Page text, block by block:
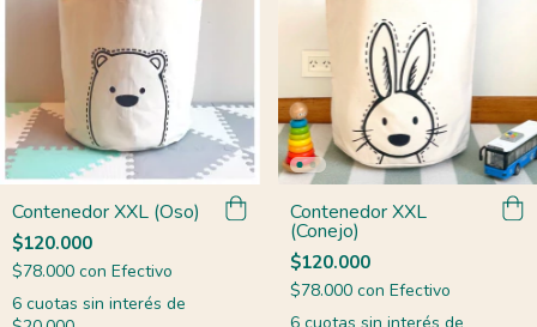
Contenedor XXL (Oso)
$120.000
$78.000 con Efectivo
6 cuotas sin interés de
Contenedor XXL
(Conejo)
$120.000
$78.000 con Efectivo